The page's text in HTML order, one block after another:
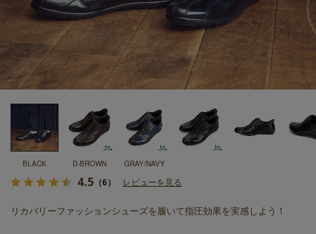
BLACK D-BROWN GRAY/NAVY
4.5 （6） レビューを見る
リカバリーファッションシューズを履いて指圧効果を実感しよう！